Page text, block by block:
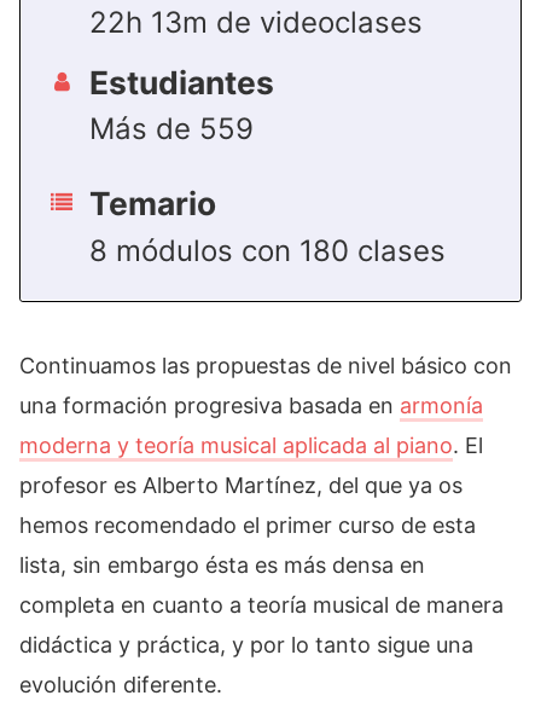
22h 13m de videoclases
Estudiantes
Más de 559
Temario
8 módulos con 180 clases
Continuamos las propuestas de nivel básico con
una formación progresiva basada en armonía
moderna y teoría musical aplicada al piano. El
profesor es Alberto Martínez, del que ya os
hemos recomendado el primer curso de esta
lista, sin embargo ésta es más densa en
completa en cuanto a teoría musical de manera
didáctica y práctica, y por lo tanto sigue una
evolución diferente.